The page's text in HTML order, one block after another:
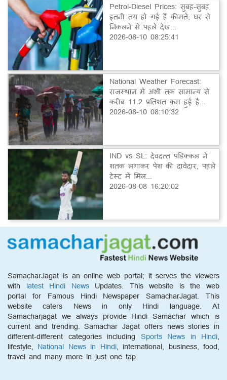
Petrol-Diesel Prices: सुबह-सुबह
इतनी तय हो गई हैं कीमतें, घर से
निकलने से पहले देख...
2026-08-10 08:25:41
National Weather Forecast:
राजस्थान में अभी तक सामान्य से
करीब 11.2 प्रतिशत कम हुई है...
2026-08-10 08:10:32
IND vs SL: देवदत्त पडिक्कल ने
शतक लगाकर पेश की दावेदार, पहले
टेस्ट में मिल...
2026-08-08 16:20:02
SamacharJagat is an online web portal; it serves the viewers
with latest Hindi NewsUpdates. This website is the web
portal for Famous Hindi Newspaper SamacharJagat. This
website caters News in only Hindi language. At
Samacharjagat we always provide Hindi Samachar which is
current and trending. Samachar Jagat offers news stories in
different-different categories including Sports News in Hindi,
lifestyle, National News in Hindi, international, business, food,
travel and many more in just one tap.